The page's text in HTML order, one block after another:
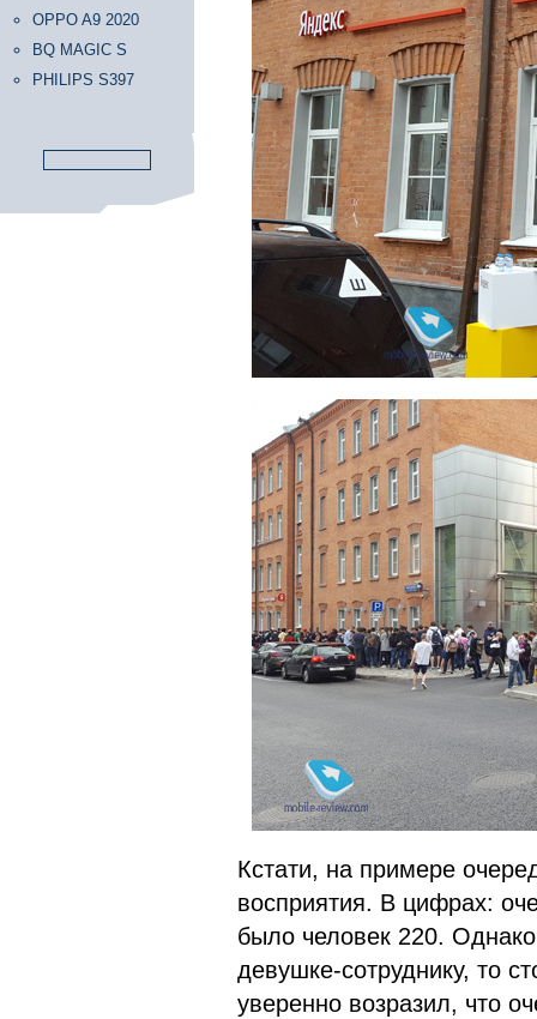
OPPO A9 2020
BQ MAGIC S
PHILIPS S397
Кстати, на примере
восприятия. В цифрах:
было человек 220.
девушке-сотруднику, то
уверенно возразил, что